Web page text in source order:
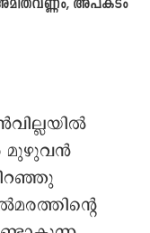
അപകടം
മുഴുവൻ